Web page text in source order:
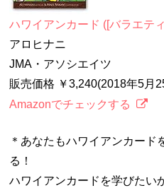
ハワイアンカード ([バラエテ
アロヒナニ
JMA・アソシエイツ
販売価格 ￥3,240(2018年5月
Amazonでチェックする
＊あなたもハワイアンカード
る！
ハワイアンカードを学びたい